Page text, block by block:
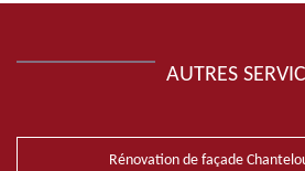
AUTRES
Rénovation de façade